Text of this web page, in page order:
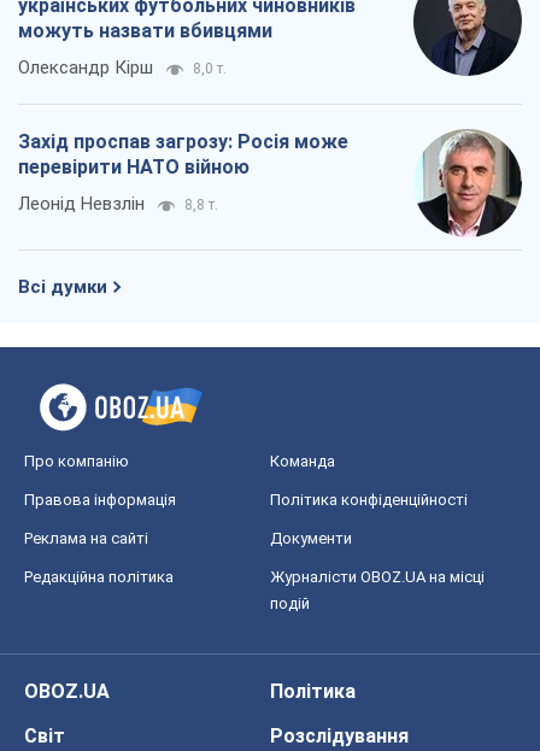
українських футбольних чиновників
можуть назвати вбивцями
Олександр Кірш 8,0 т.
Захід проспав загрозу: Росія може
перевірити НАТО війною
Леонід Невзлін 8,8 т.
Всі думки
Про компанію Команда
Правова інформація Політика конфіденційності
Реклама на сайті Документи
Редакційна політика
Журналісти OBOZ.UA на місці
подій
OBOZ.UA
Політика
Світ
Розслідування